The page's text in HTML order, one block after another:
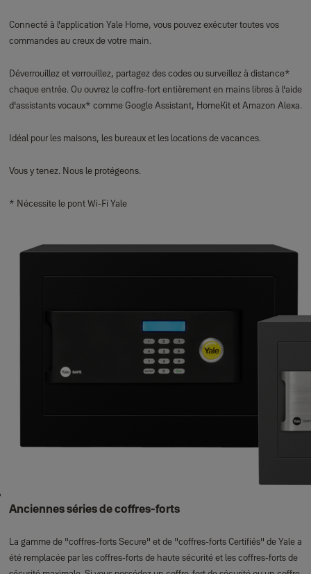
Connecté à l'application Yale Home, vous pouvez exécuter toutes vos
commandes au creux de votre main.
Déverrouillez et verrouillez, partagez des codes ou surveillez à distance*
chaque entrée. Ou ouvrez le coffre-fort entièrement en mains libres à l'aide
d'assistants vocaux* comme Google Assistant, HomeKit et Amazon Alexa.
Idéal pour les maisons, les bureaux et les locations de vacances.
Vous y tenez. Nous le protégeons.
* Nécessite le pont Wi-Fi Yale
Anciennes séries de coffres-forts
La gamme de "coffres-forts Secure" et de "coffres-forts Certifiés" de Yale a
été remplacée par les coffres-forts de haute sécurité et les coffres-forts de